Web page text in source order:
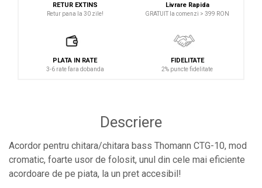
RETUR EXTINS
Retur pana la 30 zile!
Livrare Rapida
GRATUIT la comenzi > 399 RON
PLATA IN RATE
3-6 rate fara dobanda
FIDELITATE
2% puncte fidelitate
Descriere
Acordor pentru chitara/chitara bass Thomann CTG-10, mod
cromatic, foarte usor de folosit, unul din cele mai eficiente
acordoare de pe piata, la un pret accesibil!